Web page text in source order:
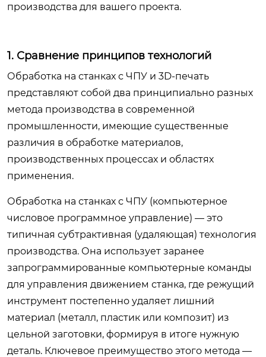
производства для вашего проекта.
1. Сравнение принципов технологий
Обработка на станках с ЧПУ и 3D-печать
представляют собой два принципиально разных
метода производства в современной
промышленности, имеющие существенные
различия в обработке материалов,
производственных процессах и областях
применения.
Обработка на станках с ЧПУ (компьютерное
числовое программное управление) — это
типичная субтрактивная (удаляющая) технология
производства. Она использует заранее
запрограммированные компьютерные команды
для управления движением станка, где режущий
инструмент постепенно удаляет лишний
материал (металл, пластик или композит) из
цельной заготовки, формируя в итоге нужную
деталь. Ключевое преимущество этого метода —